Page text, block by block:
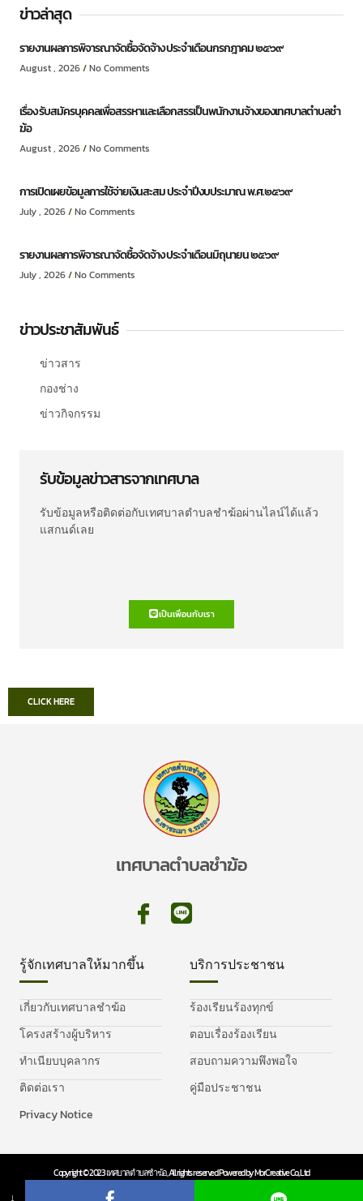
ข่าวล่าสุด
รายงานผลการพิจารณาจัดซื้อจัดจ้าง ประจำเดือนกรกฎาคม ๒๕๖๙
August , 2026 No Comments
เรื่อง รับสมัครบุคคลเพื่อสรรหาและเลือกสรรเป็นพนักงานจ้างของเทศบาลตำบลชำ
ฆ้อ
August , 2026 No Comments
การเปิดเผยข้อมูลการใช้จ่ายเงินสะสม ประจำปีงบประมาณ พ.ศ.๒๕๖๙
July , 2026 No Comments
รายงานผลการพิจารณาจัดซื้อจัดจ้าง ประจำเดือนมิถุนายน ๒๕๖๙
July , 2026 No Comments
ข่าวประชาสัมพันธ์
ข่าวสาร
กองช่าง
ข่าวกิจกรรม
รับข้อมูลข่าวสารจากเทศบาล
รับข้อมูลหรือติดต่อกับเทศบาลตำบลชำฆ้อผ่านไลน์ได้แล้ว
แสกนด์เลย
เป็นเพื่อนกับเรา
CLICK HERE
เทศบาลตำบลชำฆ้อ
รู้จักเทศบาลให้มากขึ้น
เกี่ยวกับเทศบาลชำฆ้อ
โครงสร้างผู้บริหาร
ทำเนียบบุคลากร
ติดต่อเรา
Privacy Notice
บริการประชาชน
ร้องเรียนร้องทุกข์
ตอบเรื่องร้องเรียน
สอบถามความพึงพอใจ
คู่มือประชาชน
Copyright © 2023 เทศบาลตำบลชำฆ้อ, All rights reserved. Powered by MorCreative Co., Ltd
↓